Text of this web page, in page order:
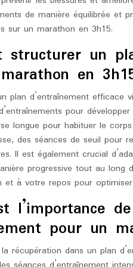
de manière équilibrée et
sur un marathon en 3h15.
structurer un
en
plan d’entraînement
pour
longue pour habituer le
des séances de seuil pour
Il est également crucial
progressive tout au
et à votre repos pour
l’importance
pour un
la récupération dans un plan